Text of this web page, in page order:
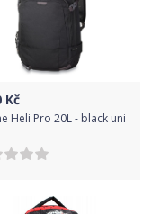
norských grafiků)
voděodolný
odvětraná část
zádová část
výškově nastavitelný
sportovního
pro láhev na nápoje
Kč
Heli Pro 20L - black uni